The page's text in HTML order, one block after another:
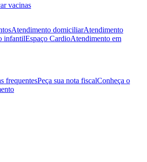
vacinas
Atendimento domiciliarAtendimento
infantilEspaço CardioAtendimento em
frequentesPeça sua nota fiscalConheça o